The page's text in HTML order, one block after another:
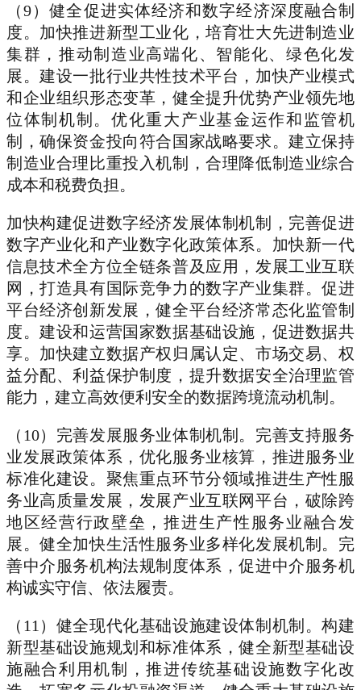
（9）健全促进实体经济和数字经济深度融合制
度。加快推进新型工业化，培育壮大先进制造业
集群，推动制造业高端化、智能化、绿色化发
展。建设一批行业共性技术平台，加快产业模式
和企业组织形态变革，健全提升优势产业领先地
位体制机制。优化重大产业基金运作和监管机
制，确保资金投向符合国家战略要求。建立保持
制造业合理比重投入机制，合理降低制造业综合
成本和税费负担。
加快构建促进数字经济发展体制机制，完善促进
数字产业化和产业数字化政策体系。加快新一代
信息技术全方位全链条普及应用，发展工业互联
网，打造具有国际竞争力的数字产业集群。促进
平台经济创新发展，健全平台经济常态化监管制
度。建设和运营国家数据基础设施，促进数据共
享。加快建立数据产权归属认定、市场交易、权
益分配、利益保护制度，提升数据安全治理监管
能力，建立高效便利安全的数据跨境流动机制。
（10）完善发展服务业体制机制。完善支持服务
业发展政策体系，优化服务业核算，推进服务业
标准化建设。聚焦重点环节分领域推进生产性服
务业高质量发展，发展产业互联网平台，破除跨
地区经营行政壁垒，推进生产性服务业融合发
展。健全加快生活性服务业多样化发展机制。完
善中介服务机构法规制度体系，促进中介服务机
构诚实守信、依法履责。
（11）健全现代化基础设施建设体制机制。构建
新型基础设施规划和标准体系，健全新型基础设
施融合利用机制，推进传统基础设施数字化改